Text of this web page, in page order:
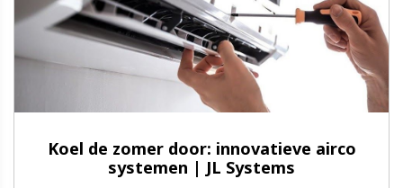
Koel de zomer door: innovatieve airco
systemen | JL Systems